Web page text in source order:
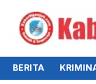
BERITA